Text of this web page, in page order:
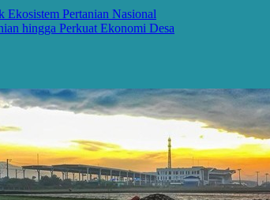
Ekosistem Pertanian Nasional
hingga Perkuat Ekonomi Desa